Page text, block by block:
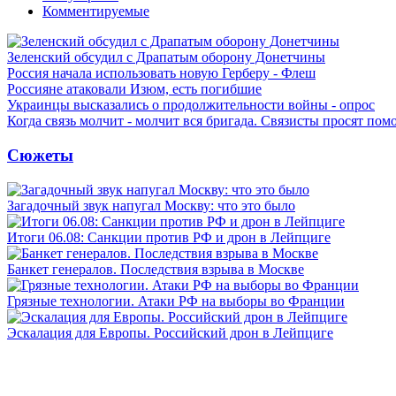
Комментируемые
Зеленский обсудил с Драпатым оборону Донетчины
Россия начала использовать новую Герберу - Флеш
Россияне атаковали Изюм, есть погибшие
Украинцы высказались о продолжительности войны - опрос
Когда связь молчит - молчит вся бригада. Связисты просят
Сюжеты
Загадочный звук напугал Москву: что это было
Итоги 06.08: Санкции против РФ и дрон в Лейпциге
Банкет генералов. Последствия взрыва в Москве
Грязные технологии. Атаки РФ на выборы во Франции
Эскалация для Европы. Российский дрон в Лейпциге